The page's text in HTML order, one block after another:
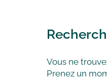
Vous ne
Prenez un